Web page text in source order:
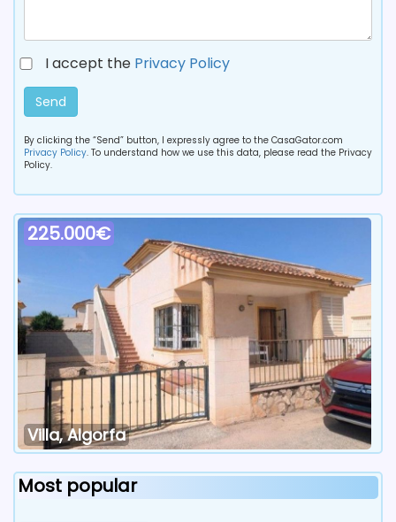
I accept the Privacy Policy
Send
By clicking the “Send” button, I expressly agree to the CasaGator.com
Privacy Policy. To understand how we use this data, please read the Privacy
Policy.
225.000€
Villa, Algorfa
Most popular